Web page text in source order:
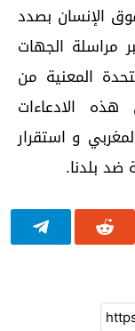
الإنسان بصدد
مراسلة الجهات
المعنية من
الادعاءات
و استقرار
ضد بلدنا.